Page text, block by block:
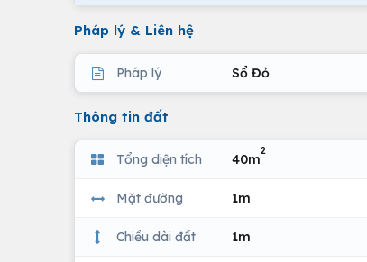
Pháp lý & Liên hệ
Pháp lý Sổ Đỏ
Thông tin đất
Tổng diện tích 40m
2
Mặt đường 1m
Chiều dài đất 1m